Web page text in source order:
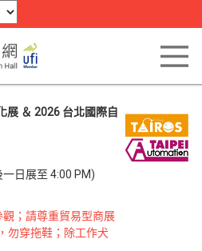
展 ＆ 2026 台北國際自
日展至 4:00 PM)
；請尊重貿易型商展
勿穿拖鞋；除工作犬